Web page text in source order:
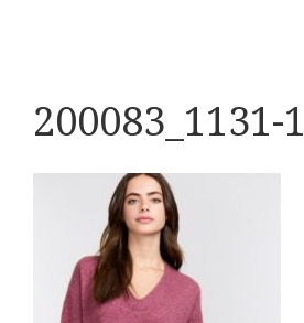
200083_1131-1